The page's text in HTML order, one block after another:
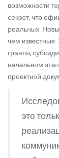
возможности
секрет, что
реальных.
чем известные.
гранты,
начальном
проектной
это